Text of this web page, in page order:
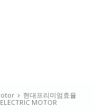
현대프리미엄효율
MOTOR